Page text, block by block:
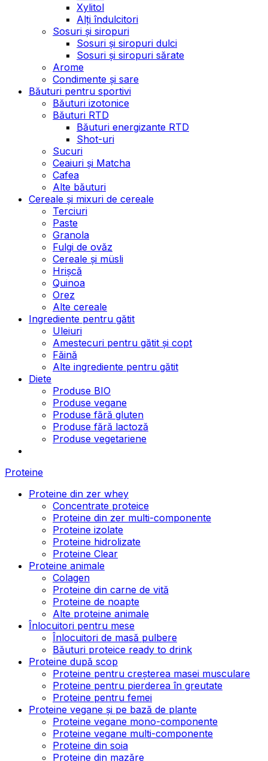
Xylitol
Alți îndulcitori
Sosuri și siropuri
Sosuri și siropuri dulci
Sosuri și siropuri sărate
Arome
Condimente și sare
Băuturi pentru sportivi
Băuturi izotonice
Băuturi RTD
Băuturi energizante RTD
Shot-uri
Sucuri
Ceaiuri și Matcha
Cafea
Alte băuturi
Cereale și mixuri de cereale
Terciuri
Paste
Granola
Fulgi de ovăz
Cereale și müsli
Hrișcă
Quinoa
Orez
Alte cereale
Ingrediente pentru gătit
Uleiuri
Amestecuri pentru gătit și copt
Făină
Alte ingrediente pentru gătit
Diete
Produse BIO
Produse vegane
Produse fără gluten
Produse fără lactoză
Produse vegetariene
Proteine
Proteine din zer whey
Concentrate proteice
Proteine din zer multi-componente
Proteine izolate
Proteine hidrolizate
Proteine Clear
Proteine animale
Colagen
Proteine din carne de vită
Proteine de noapte
Alte proteine animale
Înlocuitori pentru mese
Înlocuitori de masă pulbere
Băuturi proteice ready to drink
Proteine după scop
Proteine pentru creșterea masei musculare
Proteine pentru pierderea în greutate
Proteine pentru femei
Proteine vegane și pe bază de plante
Proteine vegane mono-componente
Proteine vegane multi-componente
Proteine din soia
Proteine din mazăre